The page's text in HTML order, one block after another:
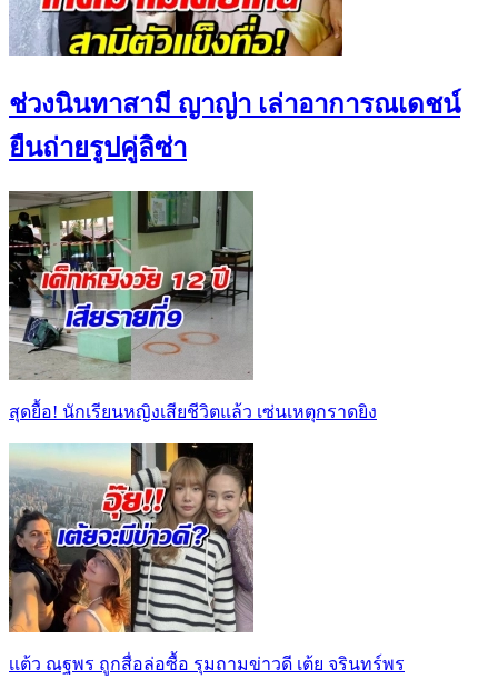
ช่วงนินทาสามี ญาญ่า เล่าอาการณเดชน์
ยืนถ่ายรูปคู่ลิซ่า
สุดยื้อ! นักเรียนหญิงเสียชีวิตแล้ว เซ่นเหตุกราดยิง
เเต้ว ณฐพร ถูกสื่อล่อซื้อ รุมถามข่าวดี เต้ย จรินทร์พร